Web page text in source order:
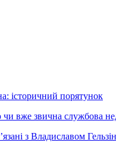
історичний порятунок
вже звична службова
з Владиславом